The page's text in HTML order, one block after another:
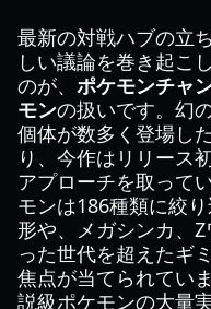
最新の対戦ハブの立
しい議論を巻き起こ
のが、 ポケモンチャ
モンの扱いです。幻
個体が数多く登場し
り、今作はリリース
アプローチを取って
モンは186種類に絞
形や、メガシンカ、
った世代を超えたギ
焦点が当てられてい
説級ポケモンの大量